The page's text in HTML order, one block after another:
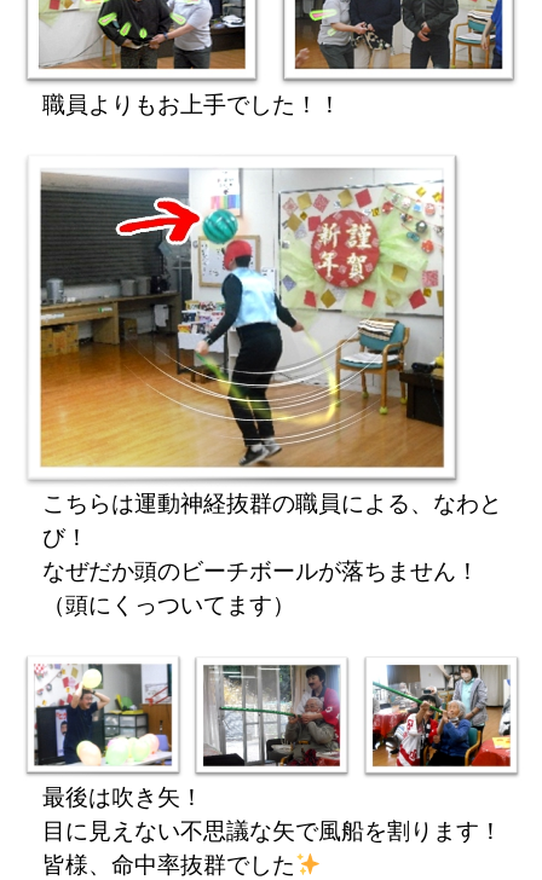
職員よりもお上手でした！！
こちらは運動神経抜群の職員による、なわと
び！
なぜだか頭のビーチボールが落ちません！
（頭にくっついてます）
最後は吹き矢！
目に見えない不思議な矢で風船を割ります！
皆様、命中率抜群でした